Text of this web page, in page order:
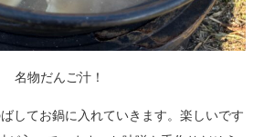
名物だんご汁！
してお鍋に入れていきます。楽しいです